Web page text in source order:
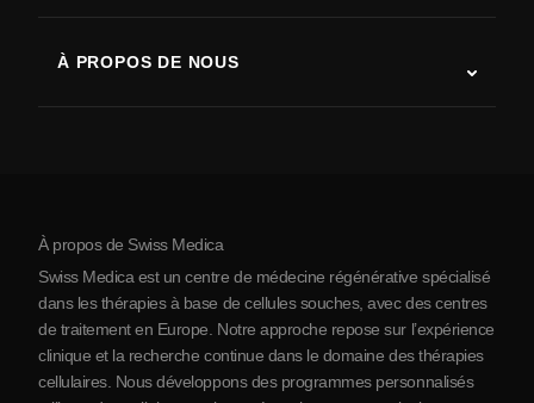
Maladie de Parkinson
Arthrite
À PROPOS DE NOUS
À propos de la Serbie
Partenariats
Contact
À propos de Swiss Medica
Swiss Medica est un centre de médecine régénérative spécialisé
dans les thérapies à base de cellules souches, avec des centres
de traitement en Europe. Notre approche repose sur l’expérience
clinique et la recherche continue dans le domaine des thérapies
cellulaires. Nous développons des programmes personnalisés